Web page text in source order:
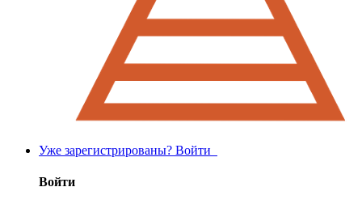
Уже зарегистрированы? Войти
Войти